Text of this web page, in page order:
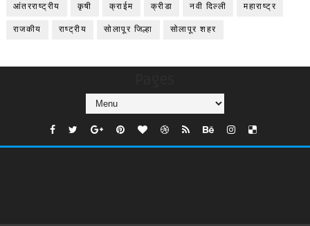
आंतरराष्ट्रीय कृषी क्राईम क्रीडा नवी दिल्ली महाराष्ट्र
राजकीय राष्ट्रीय सोलापूर जिल्हा सोलापूर शहर